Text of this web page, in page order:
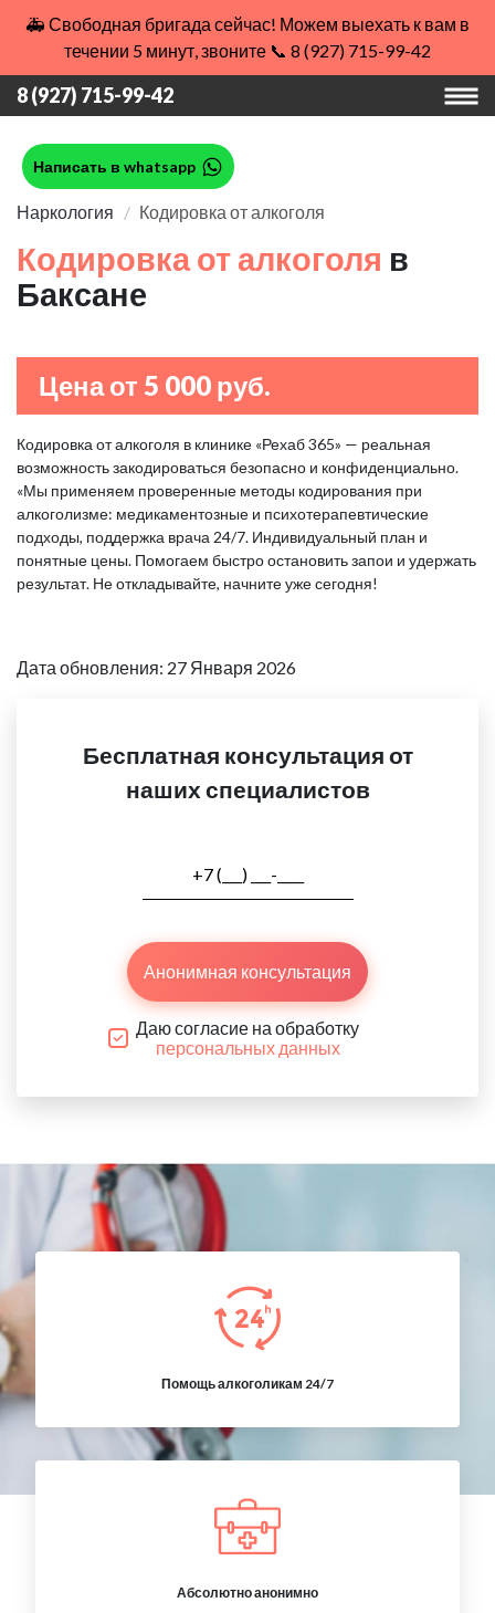
🚑 Свободная бригада сейчас! Можем выехать к вам в
течении 5 минут, звоните 📞 8 (927) 715-99-42
8 (927) 715-99-42
Написать в whatsapp
Наркология Кодировка от алкоголя
Кодировка от алкоголя в
Баксане
Цена от 5 000 руб.
Кодировка от алкоголя в клинике «Рехаб 365» — реальная
возможность закодироваться безопасно и конфиденциально.
«Мы применяем проверенные методы кодирования при
алкоголизме: медикаментозные и психотерапевтические
подходы, поддержка врача 24/7. Индивидуальный план и
понятные цены. Помогаем быстро остановить запои и удержать
результат. Не откладывайте, начните уже сегодня!
Дата обновления: 27 Января 2026
Бесплатная консультация от
наших специалистов
Анонимная консультация
Даю согласие на обработку
персональных данных
Помощь алкоголикам 24/7
Абсолютно анонимно